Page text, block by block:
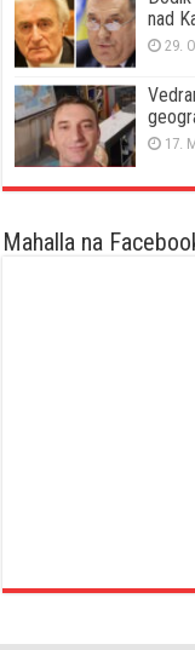
nad
29.
17.
Mahalla na